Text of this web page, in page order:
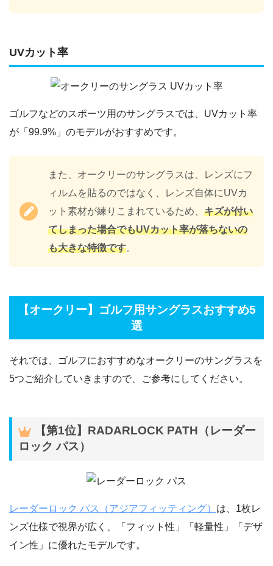
UVカット率
ゴルフなどのスポーツ用のサングラスでは、UVカット率
が「99.9%」のモデルがおすすめです。
また、オークリーのサングラスは、レンズにフ
ィルムを貼るのではなく、レンズ自体にUVカ
ット素材が練りこまれているため、 キズが付い
てしまった場合でもUVカット率が落ちないの
も大きな特徴です。
【オークリー】ゴルフ用サングラスおすすめ5
選
それでは、ゴルフにおすすめなオークリーのサングラスを
5つご紹介していきますので、ご参考にしてください。
【第1位】RADARLOCK PATH（レーダー
ロック パス）
レーダーロック パス（アジアフィッティング） は、1枚レ
ンズ仕様で視界が広く、「フィット性」「軽量性」「デザ
イン性」に優れたモデルです。